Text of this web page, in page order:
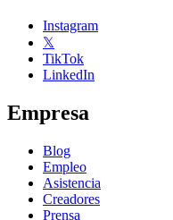
Instagram
𝕏
TikTok
LinkedIn
Empresa
Blog
Empleo
Asistencia
Creadores
Prensa